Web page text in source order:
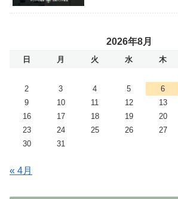
2026年8月
日 月 火 水 木
2
3 4 5 6
9
10 11 12 13
16
17 18 19 20
23
24 25 26 27
30
31
« 4月